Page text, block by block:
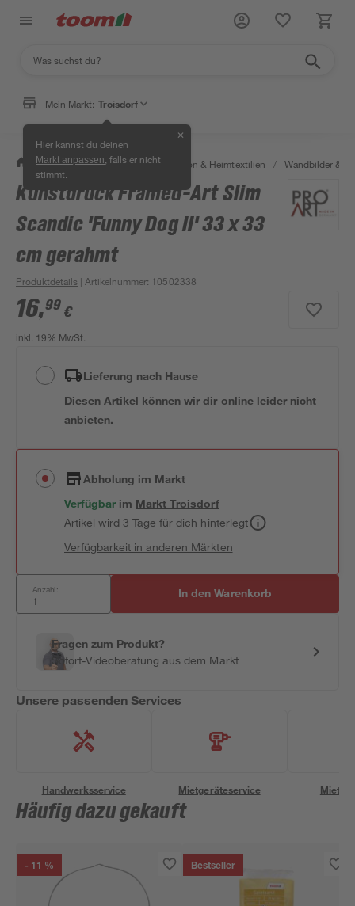
Mein Markt: Troisdorf
Hier kannst du deinen
Markt anpassen , falls er nicht
stimmt.
✕
/ Wohnen & Haushalt / Dekoration & Heimtextilien / Wandbilder &
Kunstdruck Framed-Art Slim
Scandic 'Funny Dog II' 33 x 33
cm gerahmt
Produktdetails | Artikelnummer: 10502338
16,99 €
inkl. 19% MwSt.
Lieferung nach Hause
Diesen Artikel können wir dir online leider nicht
anbieten.
Abholung im Markt
Verfügbar im MarktTroisdorf
Artikel wird 3 Tage für dich hinterlegt
Verfügbarkeit in anderen Märkten
Anzahl: In den Warenkorb
Fragen zum Produkt?
Sofort-Videoberatung aus dem Markt
Unsere passenden Services
Handwerksservice Mietgeräteservice
Häufig dazu gekauft
- 11 % Bestseller